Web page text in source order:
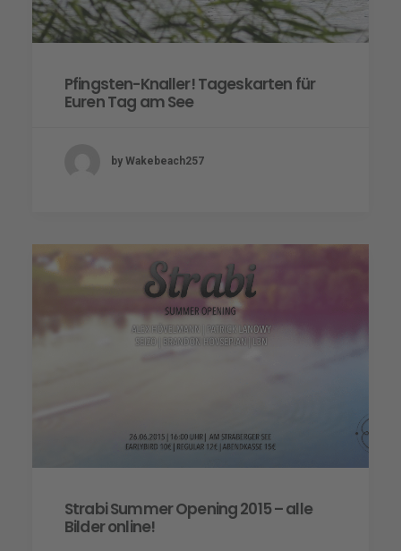
Pfingsten-Knaller! Tageskarten für
Euren Tag am See
by Wakebeach257
Strabi Summer Opening 2015 – alle
Bilder online!